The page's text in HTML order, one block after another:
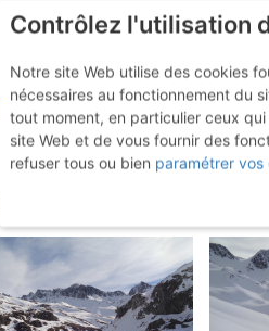
: da
Contrôlez l'utilisation
Notre site Web utilise des cookies
nécessaires au fonctionnement du
tout moment, en particulier ceux
site Web et de vous fournir des
refuser tous ou bien paramétrer vos